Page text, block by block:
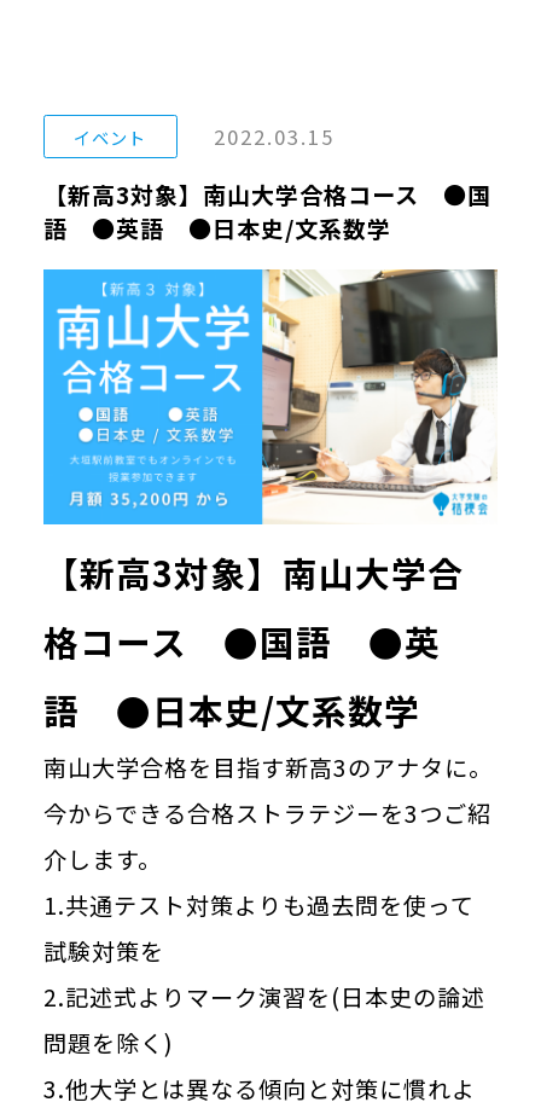
イベント 2022.03.15
【新高3対象】南山大学合格コース ●国
語 ●英語 ●日本史/文系数学
【新高3対象】南山大学合
格コース ●国語 ●英
語 ●日本史/文系数学
南山大学合格を目指す新高3のアナタに。
今からできる合格ストラテジーを3つご紹
介します。
1.共通テスト対策よりも過去問を使って
試験対策を
2.記述式よりマーク演習を(日本史の論述
問題を除く)
3.他大学とは異なる傾向と対策に慣れよ